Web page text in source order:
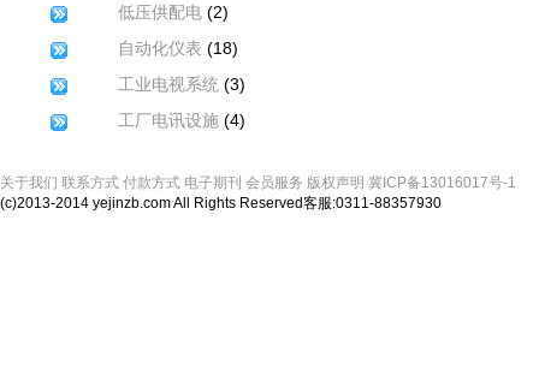
低压供配电 (2)
自动化仪表 (18)
工业电视系统 (3)
工厂电讯设施 (4)
关于我们 联系方式 付款方式 电子期刊 会员服务 版权声明 冀ICP备13016017号-1
(c)2013-2014 yejinzb.com All Rights Reserved客服:0311-88357930